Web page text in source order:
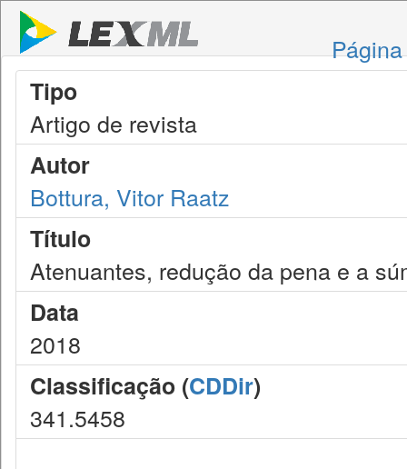
Tipo
Artigo de revista
Autor
Bottura, Vitor Raatz
Título
Atenuantes, redução da pena e a
Data
2018
Classificação (CDDir)
341.5458